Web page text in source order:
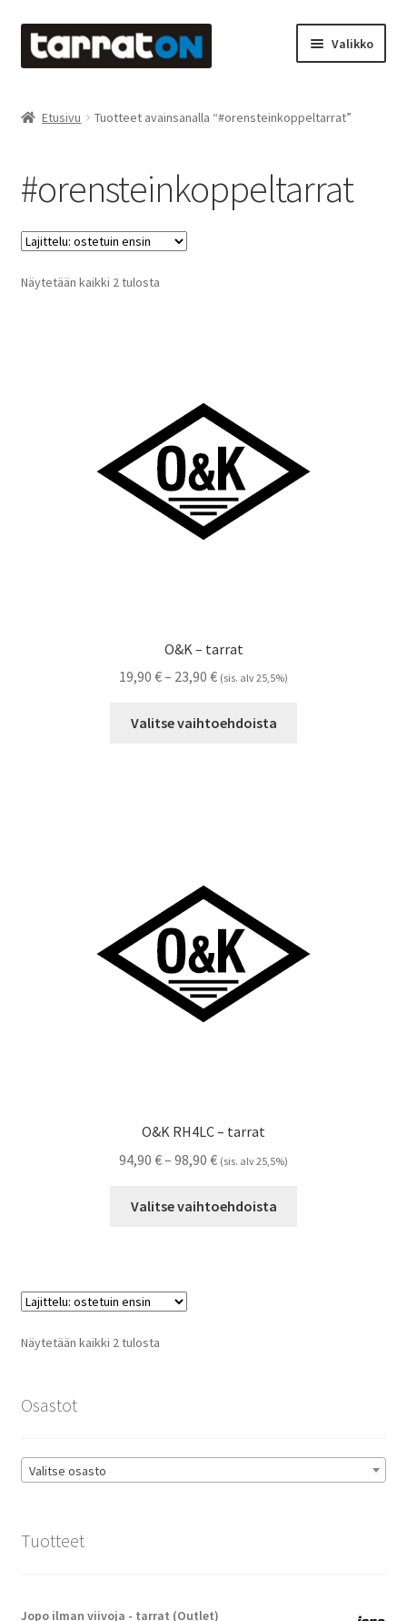
Siirry
navigointiin
Siirry
sisältöön
Valikko
Laserleikkaus & -kaiverrus
Mainosteippaukset & teippausten poisto
Muovitarrat & tulostetut tarrat
Silityskuvioiden kiinnitysohjeet
Etusivu Tuotteet avainsanalla “#orensteinkoppeltarrat”
#orensteinkoppeltarrat
Näytetään kaikki 2 tulostaSuosituimmat
O&K – tarrat
19,90 €– 23,90 €Hintaluokka:
-
(sis. alv 25,5%)
Valitse vaihtoehdoista
O&K RH4LC – tarrat
94,90 €– 98,90 €Hintaluokka:
-
(sis. alv 25,5%)
Valitse vaihtoehdoista
Näytetään kaikki 2 tulostaSuosituimmat
Osastot
Valitse osasto
Tuotteet
Jopo ilman viivoja - tarrat (Outlet)